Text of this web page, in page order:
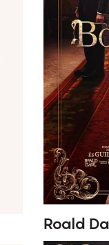
Roald